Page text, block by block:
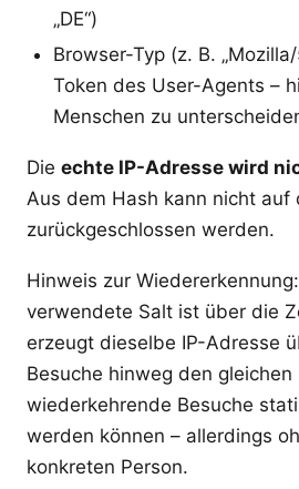
„DE“)
Browser-Typ (z. B.
Token des User-Agents –
Menschen zu
Die echte IP-Adresse wird
Aus dem Hash kann nicht auf
zurückgeschlossen werden.
Hinweis zur
verwendete Salt ist über die
erzeugt dieselbe IP-Adresse
Besuche hinweg den gleichen
wiederkehrende Besuche
werden können – allerdings
konkreten Person.